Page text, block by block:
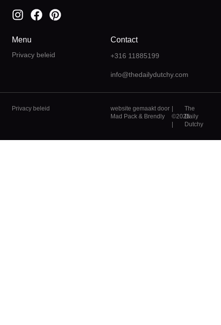
Menu
Privacy beleid
Contact
+316 11885199
info@thedailydutchy.com
Privacy beleid
website gemaakt door
Mad Pack & Brendly
©2026
The
Daily
Dutchy